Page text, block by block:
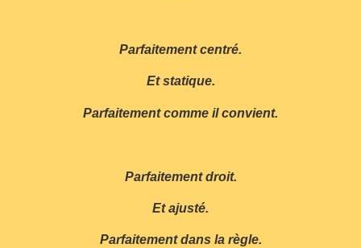
Parfaitement centré.
Et statique.
Parfaitement comme il convient.
Parfaitement droit.
Et ajusté.
Parfaitement dans la règle.